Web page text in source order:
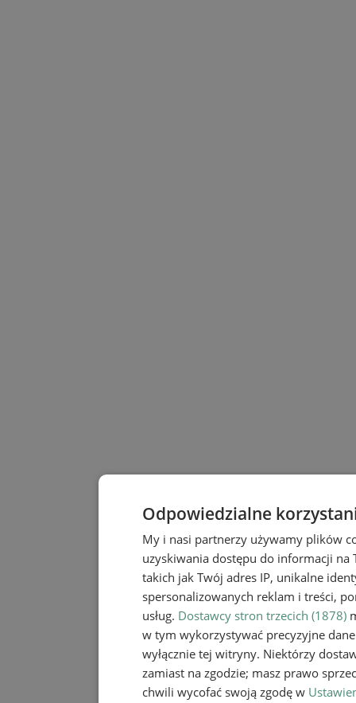
Odpowiedzialne
My i nasi partnerzy używamy plików
uzyskiwania dostępu do informacji
takich jak Twój adres IP, unikalne
spersonalizowanych reklam i treści,
usług. Dostawcy stron trzecich (1878)
w tym wykorzystywać precyzyjne
wyłącznie tej witryny. Niektórzy
zamiast na zgodzie; masz prawo
chwili wycofać swoją zgodę w